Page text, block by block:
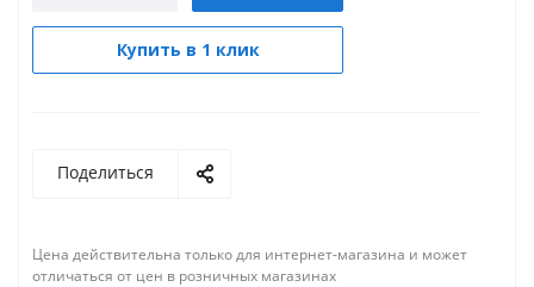
Купить в 1 клик
Поделиться
Цена действительна только для интернет-магазина и может
отличаться от цен в розничных магазинах